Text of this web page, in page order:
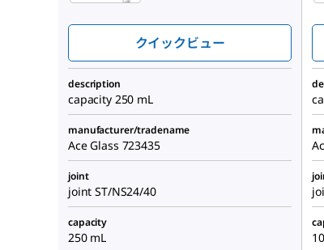
クイックビュー
description
capacity 250 mL
manufacturer/tradename
Ace Glass 723435
joint
joint ST/NS24/40
capacity
250 mL